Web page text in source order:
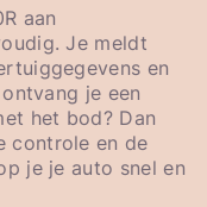
aan
Je meldt
en
je een
het bod? Dan
controle en de
je je auto snel en